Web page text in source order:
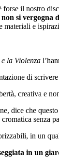
il nostro
non si vergogna
e
e la Violenza
di
creativa e
dice che
senza
in un
in un